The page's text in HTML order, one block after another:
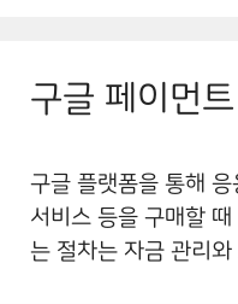
구글 페이먼
구글 플랫폼을 통해 응
서비스 등을 구매할
는 절차는 자금 관리